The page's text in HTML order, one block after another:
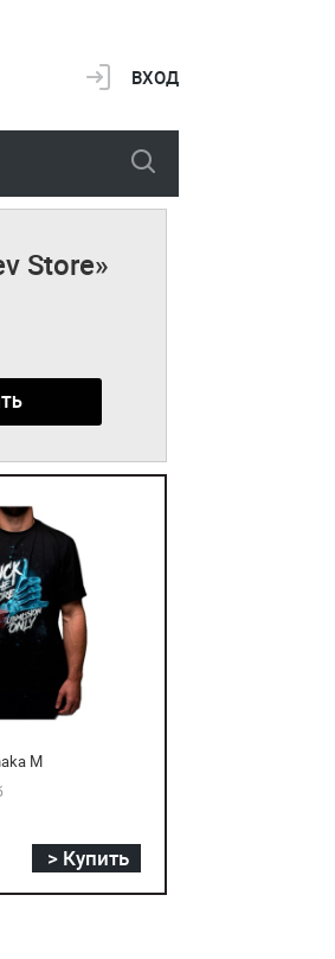
ВХОД
Store»
M
> Купить